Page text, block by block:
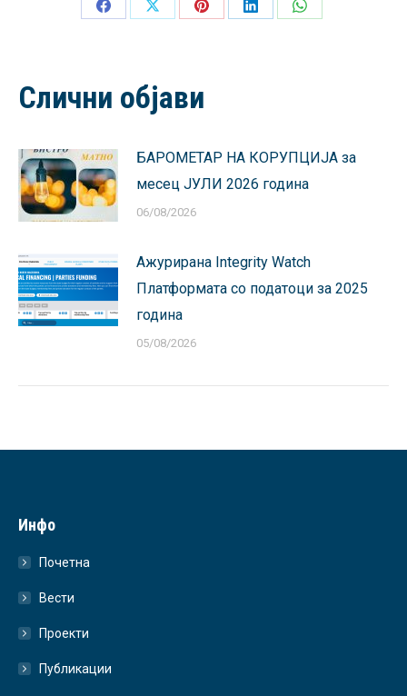
Share
Share
Share
Share
Share
Слични објави
БАРОМЕТАР НА КОРУПЦИЈА за
месец ЈУЛИ 2026 година
06/08/2026
Ажурирана Integrity Watch
Платформата со податоци за 2025
година
05/08/2026
Инфо
Почетна
Вести
Проекти
Публикации